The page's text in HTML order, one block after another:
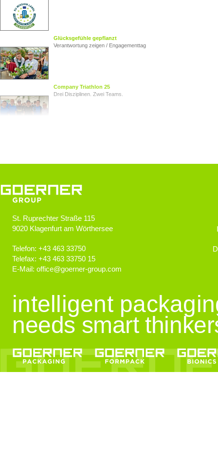
Glücksgefühle gepflanzt
Verantwortung zeigen / Engagementtag
Company Triathlon 25
Drei Disziplinen. Zwei Teams.
Jugendliche im Blick
Goerner Group unterstützt JUNO
GOERNER Group supportet
Klimaschutz
St. Ruprechter Straße 115
9020 Klagenfurt am Wörthersee
Telefon: +43 463 33750
Telefax: +43 463 33750 15
E-Mail: office@goerner-group.com
intelligent
needs smart